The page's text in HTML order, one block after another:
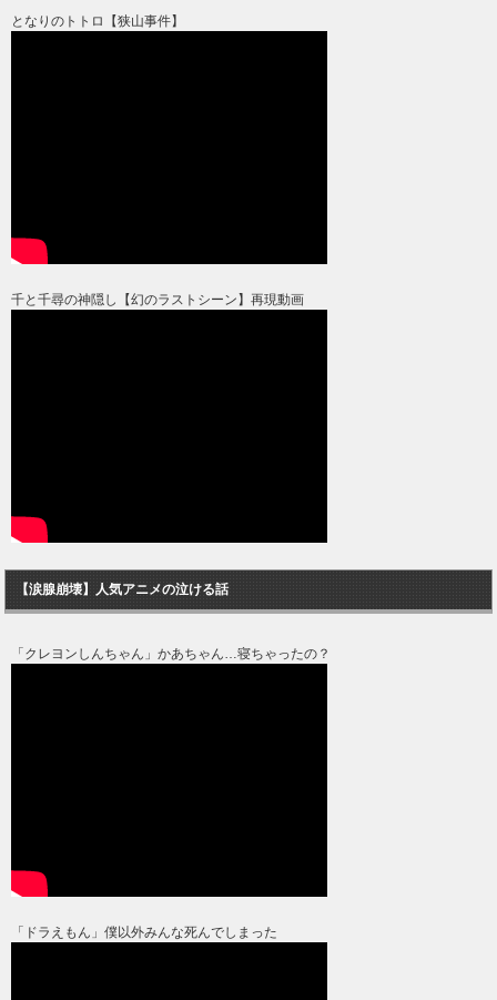
となりのトトロ【狭山事件】
千と千尋の神隠し【幻のラストシーン】再現動画
【涙腺崩壊】人気アニメの泣ける話
「クレヨンしんちゃん」かあちゃん…寝ちゃったの？
「ドラえもん」僕以外みんな死んでしまった